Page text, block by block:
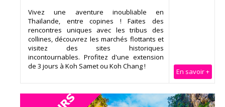
En savoir +
Vivez une aventure inoubliable en
Thaïlande, entre copines ! Faites des
rencontres uniques avec les tribus des
collines, découvrez les marchés flottants et
visitez des sites historiques
incontournables. Profitez d'une extension
de 3 jours à Koh Samet ou Koh Chang !